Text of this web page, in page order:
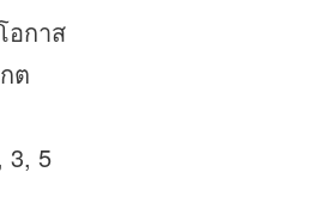
อกาส
ต
3, 5